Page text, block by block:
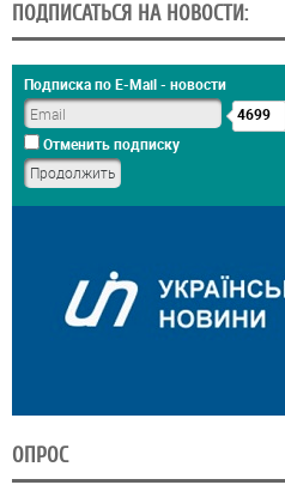
ПОДПИСАТЬСЯ НА НОВОСТИ:
Подписка по E-Mail - новости
4699
Отменить подписку
ОПРОС